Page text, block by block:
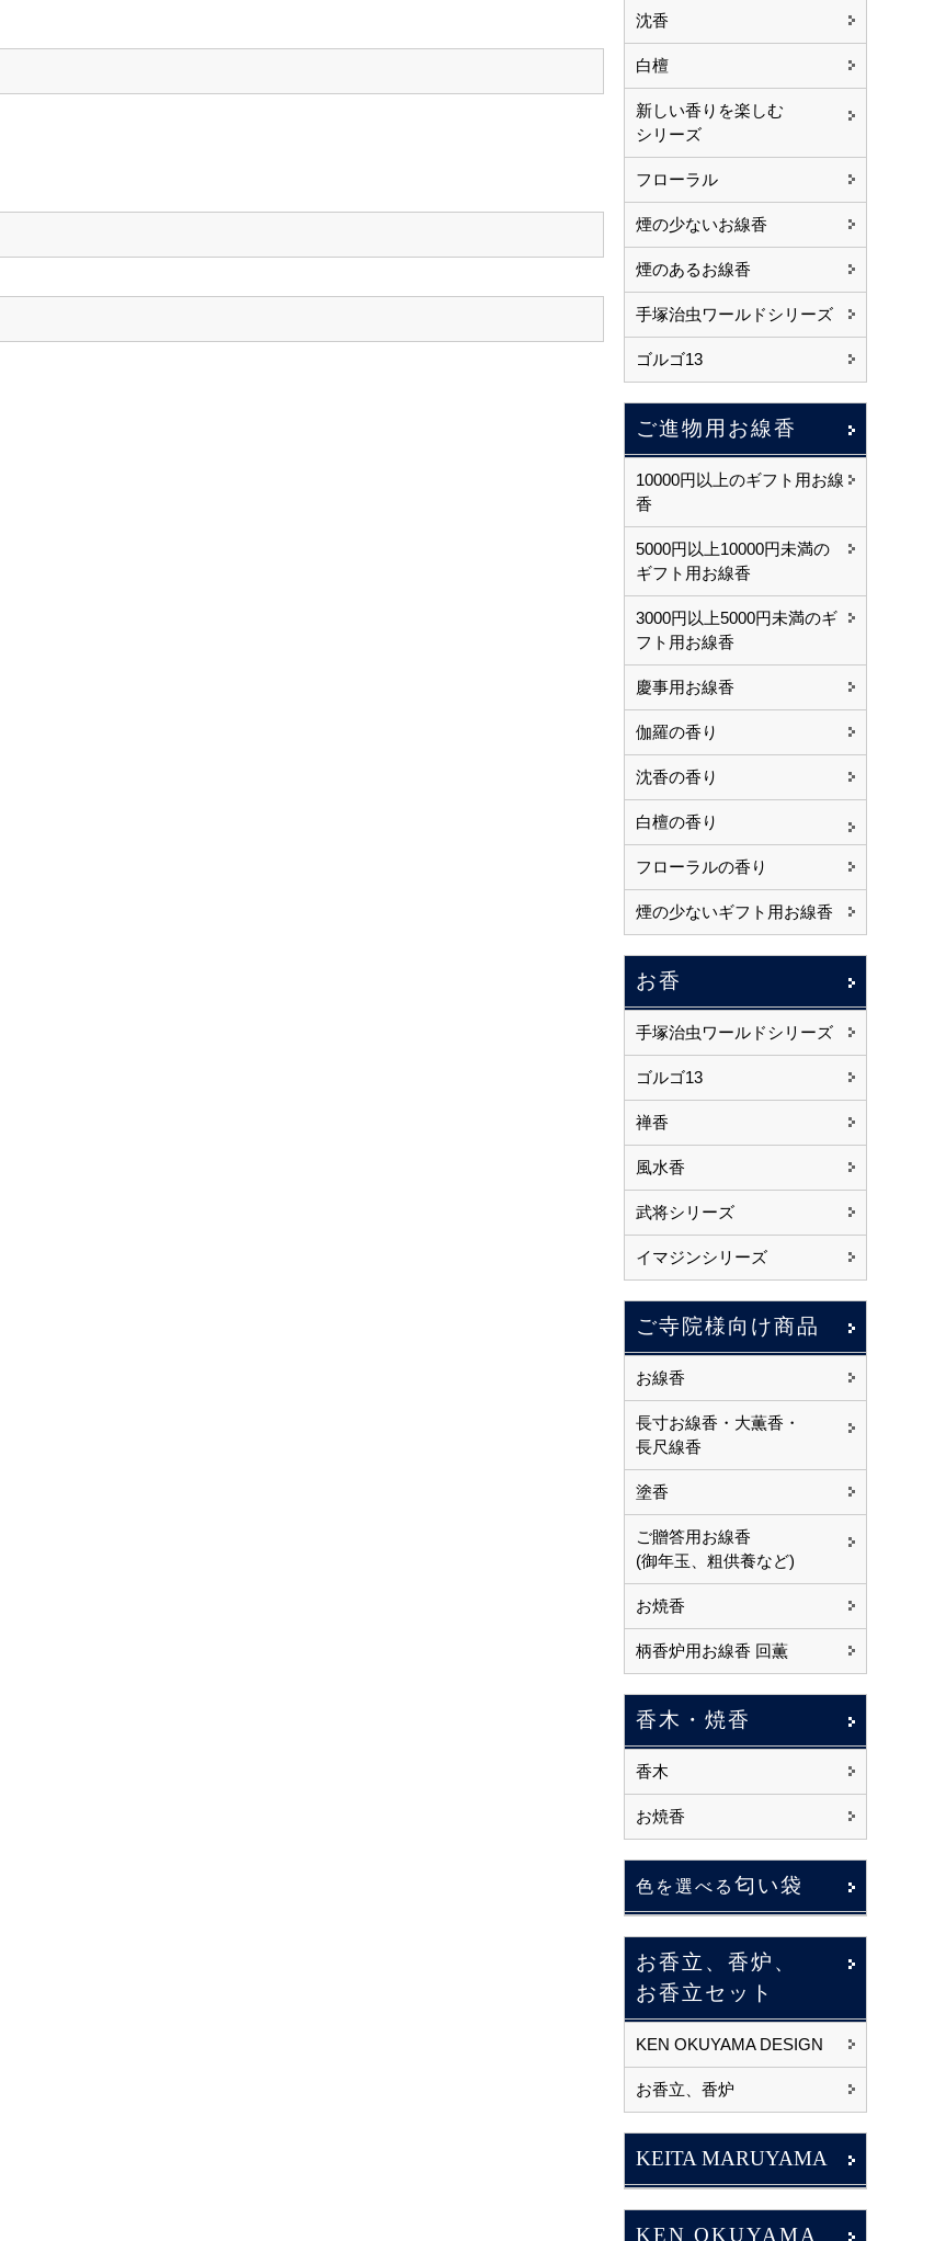
沈香
白檀
新しい香りを楽しむ
シリーズ
フローラル
煙の少ないお線香
煙のあるお線香
手塚治虫ワールドシリーズ
ゴルゴ13
ご進物用お線香
10000円以上のギフト用お線
香
5000円以上10000円未満の
ギフト用お線香
3000円以上5000円未満のギ
フト用お線香
慶事用お線香
伽羅の香り
沈香の香り
白檀の香り
フローラルの香り
煙の少ないギフト用お線香
お香
手塚治虫ワールドシリーズ
ゴルゴ13
禅香
風水香
武将シリーズ
イマジンシリーズ
ご寺院様向け商品
お線香
長寸お線香・大薫香・
長尺線香
塗香
ご贈答用お線香
(御年玉、粗供養など)
お焼香
柄香炉用お線香 回薫
香木・焼香
香木
お焼香
色を選べる 匂い袋
お香立、香炉、
お香立セット
KEN OKUYAMA DESIGN
お香立、香炉
KEITA MARUYAMA
KEN OKUYAMA